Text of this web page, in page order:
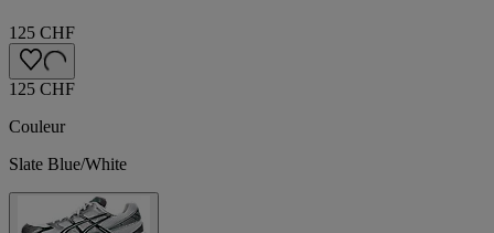
125 CHF
125 CHF
Couleur
Slate Blue/White